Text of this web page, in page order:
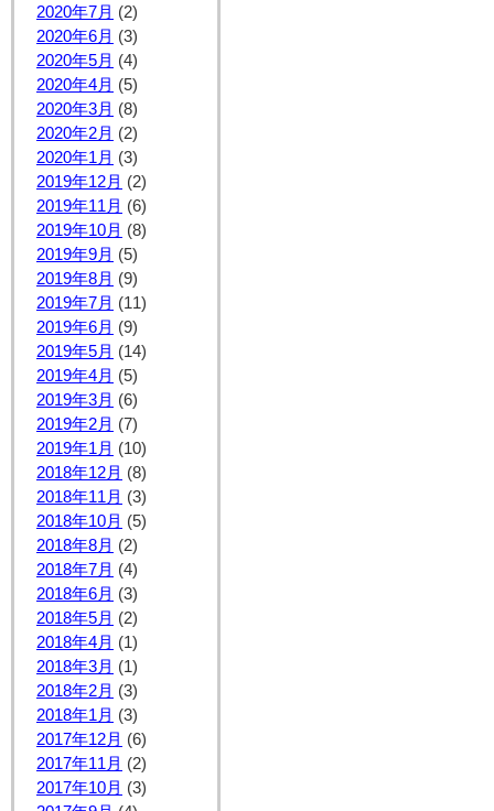
2020年7月 (2)
2020年6月 (3)
2020年5月 (4)
2020年4月 (5)
2020年3月 (8)
2020年2月 (2)
2020年1月 (3)
2019年12月 (2)
2019年11月 (6)
2019年10月 (8)
2019年9月 (5)
2019年8月 (9)
2019年7月 (11)
2019年6月 (9)
2019年5月 (14)
2019年4月 (5)
2019年3月 (6)
2019年2月 (7)
2019年1月 (10)
2018年12月 (8)
2018年11月 (3)
2018年10月 (5)
2018年8月 (2)
2018年7月 (4)
2018年6月 (3)
2018年5月 (2)
2018年4月 (1)
2018年3月 (1)
2018年2月 (3)
2018年1月 (3)
2017年12月 (6)
2017年11月 (2)
2017年10月 (3)